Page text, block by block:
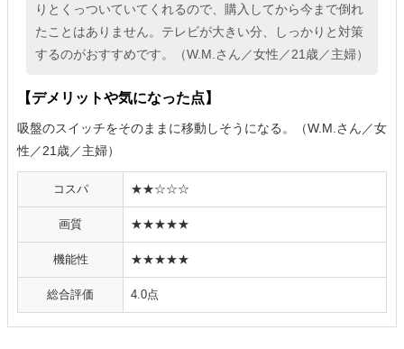
りとくっついていてくれるので、購入してから今まで倒れ
たことはありません。テレビが大きい分、しっかりと対策
するのがおすすめです。（W.M.さん／女性／21歳／主婦）
【デメリットや気になった点】
吸盤のスイッチをそのままに移動しそうになる。（W.M.さん／女
性／21歳／主婦）
コスパ ★★☆☆☆
画質 ★★★★★
機能性 ★★★★★
総合評価 4.0点